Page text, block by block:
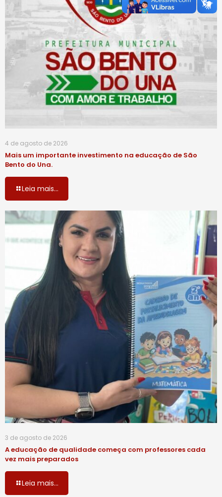
4 de agosto de 2026
Mais um importante investimento na educação de São
Bento do Una.
Leia mais...
3 de agosto de 2026
A educação de qualidade começa com professores cada
vez mais preparados
Leia mais...